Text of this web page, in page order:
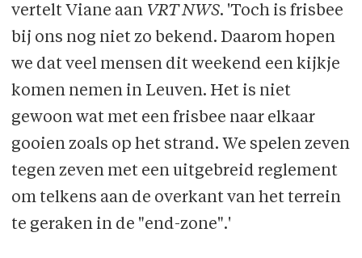
vertelt Viane aan VRT NWS. 'Toch is frisbee
bij ons nog niet zo bekend. Daarom hopen
we dat veel mensen dit weekend een kijkje
komen nemen in Leuven. Het is niet
gewoon wat met een frisbee naar elkaar
gooien zoals op het strand. We spelen zeven
tegen zeven met een uitgebreid reglement
om telkens aan de overkant van het terrein
te geraken in de "end-zone".'